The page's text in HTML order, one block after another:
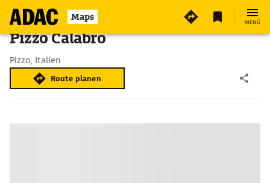
Maps MENÜ
Pizzo Calabro
Pizzo, Italien
Route planen